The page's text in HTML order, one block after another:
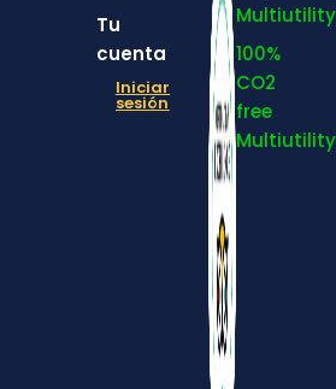
Tu
cuenta
Iniciar
sesión
Multiutility
100%
CO2
free
Multiutility